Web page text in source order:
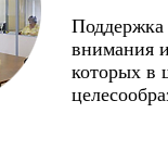
Поддержка
внимания
которых в